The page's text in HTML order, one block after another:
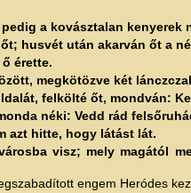
a kovásztalan kenyerek
husvét után akarván őt a
érette.
megkötözve két
felkölté őt, mondván:
néki: Vedd rád
azt hitte, hogy látást lát.
visz; mely magától
engem Heródes